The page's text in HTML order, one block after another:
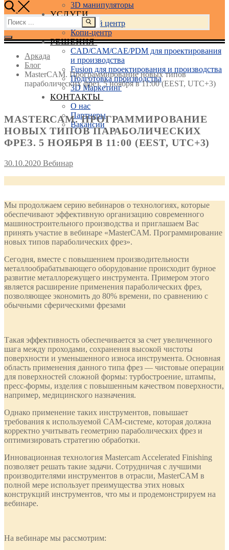
3D манипуляторы
УСЛУГИ
Учебный центр
Копи-центр
РЕШЕНИЯ
CAD/CAM/CAE/PDM для проектирования
и производства
Fusion для проектирования и производства
Подготовка производства
3D Маркетинг
КОНТАКТЫ
О нас
Партнеры
Вакансии
Найти:
Аркада
Блог
MasterCAM. Программирование новых типов
параболических фрез. 5 ноября в 11:00 (EEST, UTC+3)
MASTERCAM. ПРОГРАММИРОВАНИЕ
НОВЫХ ТИПОВ ПАРАБОЛИЧЕСКИХ
ФРЕЗ. 5 НОЯБРЯ В 11:00 (EEST, UTC+3)
30.10.2020 Вебинар
Мы продолжаем серию вебинаров о технологиях, которые
обеспечивают эффективную организацию современного
машиностроительного производства и приглашаем Вас
принять участие в вебинаре «MasterCAM. Программирование
новых типов параболических фрез».
Сегодня, вместе с повышением производительности
металлообрабатывающего оборудование происходит бурное
развитие металлорежущего инструмента. Примером этого
является расширение применения параболических фрез,
позволяющее экономить до 80% времени, по сравнению с
обычными сферическими фрезами
Такая эффективность обеспечивается за счет увеличенного
шага между проходами, сохранения высокой чистоты
поверхности и уменьшенного износа инструмента. Основная
область применения данного типа фрез — чистовые операции
для поверхностей сложной формы: турбостроение, штампы,
пресс-формы, изделия с повышенным качеством поверхности,
например, медицинского назначения.
Однако применение таких инструментов, повышает
требования к используемой CAM-системе, которая должна
корректно учитывать геометрию параболических фрез и
оптимизировать стратегию обработки.
Инновационная технология Mastercam Accelerated Finishing
позволяет решать такие задачи. Сотрудничая с лучшими
производителями инструментов в отрасли, MasterCAM в
полной мере использует преимущества этих новых
конструкций инструментов, что мы и продемонстрируем на
вебинаре.
На вебинаре мы рассмотрим: